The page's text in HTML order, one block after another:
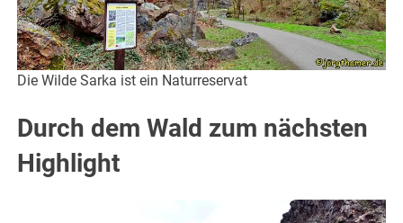
Die Wilde Sarka ist ein Naturreservat
Durch dem Wald zum nächsten
Highlight